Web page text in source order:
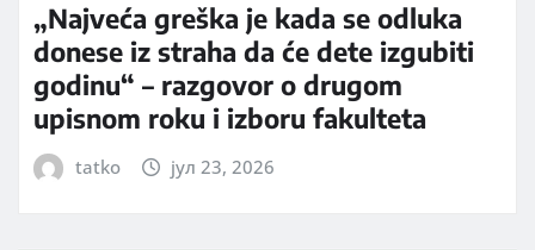
„Najveća greška je kada se odluka
donese iz straha da će dete izgubiti
godinu“ – razgovor o drugom
upisnom roku i izboru fakulteta
tatko јул 23, 2026